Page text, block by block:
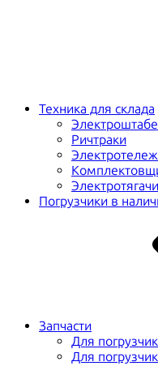
Техника для склада
Ричтраки
Электротягачи
Погрузчики в
Запчасти
Для
Для